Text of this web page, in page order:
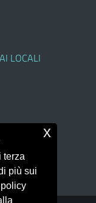
LOCALI
terza
più sui
x